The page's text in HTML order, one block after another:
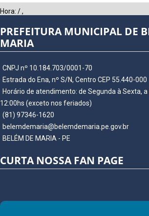
Hora: /,
PREFEITURA MUNICIPAL DE
MARIA
CNPJ nº 10.184.703/0001-70
Estrada do Ena, nº S/N, Centro CEP 55.440-000
Horário de atendimento: de Segunda à Sexta,
12:00hs (exceto nos feriados)
(81) 97346-1620
belemdemaria@belemdemaria.pe.gov.br
BELÉM DE MARIA - PE
CURTA NOSSA FAN PAGE